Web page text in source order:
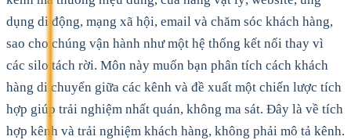
dụng di động, mạng xã hội, email và chăm sóc khách hàng,
sao cho chúng vận hành như một hệ thống kết nối thay vì
các silo tách rời. Môn này muốn bạn phân tích cách khách
hàng di chuyển giữa các kênh và đề xuất một chiến lược tích
hợp giúp trải nghiệm nhất quán, không ma sát. Đây là về tích
hợp kênh và trải nghiệm khách hàng, không phải mô tả kênh.